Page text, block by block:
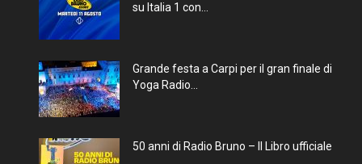
su Italia 1 con...
Grande festa a Carpi per il gran finale di
Yoga Radio...
50 anni di Radio Bruno – Il Libro ufficiale